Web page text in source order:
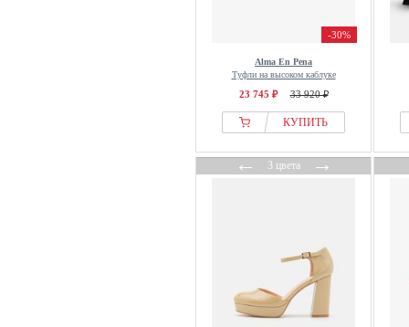
-30%
Alma En Pena
Туфли на высоком каблуке
23 745 ₽ 33 920 ₽
КУПИТЬ
←3 цвета→